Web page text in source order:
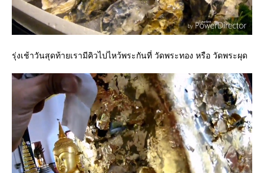
รุ่งเช้าวันสุดท้ายเรามีคิวไปไหว้พระกันที่ วัดพระทอง หรือ วัดพระผุด